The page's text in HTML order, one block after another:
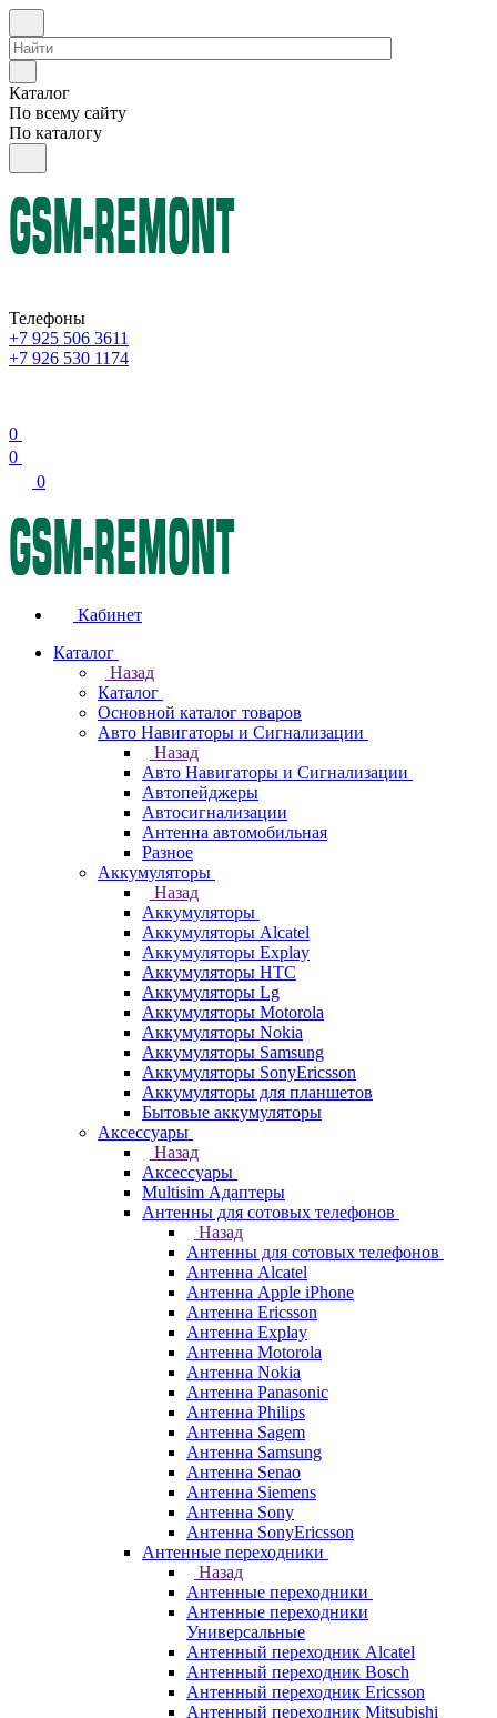
Каталог
По всему сайту
По каталогу
Телефоны
+7 925 506 3611
+7 926 530 1174
0
0
0
Кабинет
Каталог
Назад
Каталог
Основной каталог товаров
Авто Навигаторы и Сигнализации
Назад
Авто Навигаторы и Сигнализации
Автопейджеры
Автосигнализации
Антенна автомобильная
Разное
Аккумуляторы
Назад
Аккумуляторы
Аккумуляторы Alcatel
Аккумуляторы Explay
Аккумуляторы HTC
Аккумуляторы Lg
Аккумуляторы Motorola
Аккумуляторы Nokia
Аккумуляторы Samsung
Аккумуляторы SonyEricsson
Аккумуляторы для планшетов
Бытовые аккумуляторы
Аксессуары
Назад
Аксессуары
Multisim Адаптеры
Антенны для сотовых телефонов
Назад
Антенны для сотовых телефонов
Антенна Alcatel
Антенна Apple iPhone
Антенна Ericsson
Антенна Explay
Антенна Motorola
Антенна Nokia
Антенна Panasonic
Антенна Philips
Антенна Sagem
Антенна Samsung
Антенна Senao
Антенна Siemens
Антенна Sony
Антенна SonyEricsson
Антенные переходники
Назад
Антенные переходники
Антенные переходники
Универсальные
Антенный переходник Alcatel
Антенный переходник Bosch
Антенный переходник Ericsson
Антенный переходник Mitsubishi